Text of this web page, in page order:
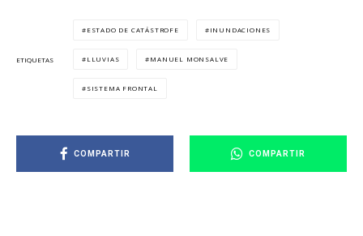
ETIQUETAS
ESTADO DE CATÁSTROFE INUNDACIONES
LLUVIAS MANUEL MONSALVE
SISTEMA FRONTAL
COMPARTIR COMPARTIR